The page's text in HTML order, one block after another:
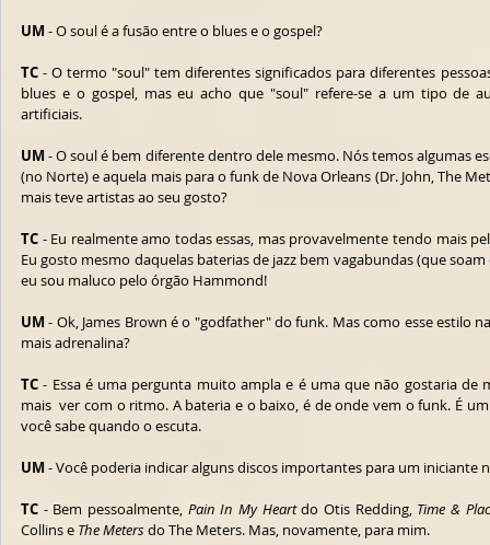
UM - O soul é a fusão entre o blues e o gospel?
TC - O termo "soul" tem diferentes significados para diferentes
blues e o gospel, mas eu acho que "soul" refere-se a um tipo de
artificiais.
UM - O soul é bem diferente dentro dele mesmo. Nós temos algumas
(no Norte) e aquela mais para o funk de Nova Orleans (Dr. John, The
mais teve artistas ao seu gosto?
TC - Eu realmente amo todas essas, mas provavelmente tendo mais
Eu gosto mesmo daquelas baterias de jazz bem vagabundas (que
eu sou maluco pelo órgão Hammond!
UM - Ok, James Brown é o "godfather" do funk. Mas como esse estilo
mais adrenalina?
TC - Essa é uma pergunta muito ampla e é uma que não gostaria de
mais  ver com o ritmo. A bateria e o baixo, é de onde vem o funk. É
você sabe quando o escuta.
UM - Você poderia indicar alguns discos importantes para um iniciante
TC - Bem pessoalmente, Pain In My Heart do Otis Redding, Time &
Collins e The Meters do The Meters. Mas, novamente, para mim.